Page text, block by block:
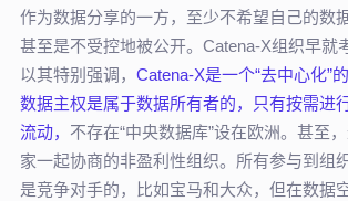
作为数据分享的一方，至少不希望自己的数
甚至是不受控地被公开。Catena-X组织早就
以其特别强调， Catena-X是一个“去中心化”
数据主权是属于数据所有者的，只有按需进
流动， 不存在“中央数据库”设在欧洲。甚至
家一起协商的非盈利性组织。所有参与到组
是竞争对手的，比如宝马和大众，但在数据